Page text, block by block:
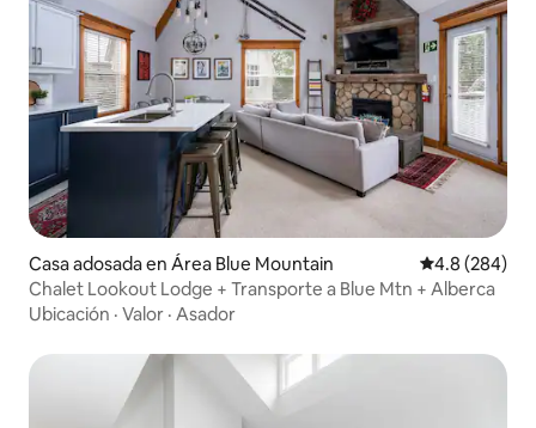
Casa adosada en Área Blue Mountain Calificación
4.8 (284)
Chalet Lookout Lodge + Transporte a Blue Mtn + Alberca
Ubicación · Valor · Asador